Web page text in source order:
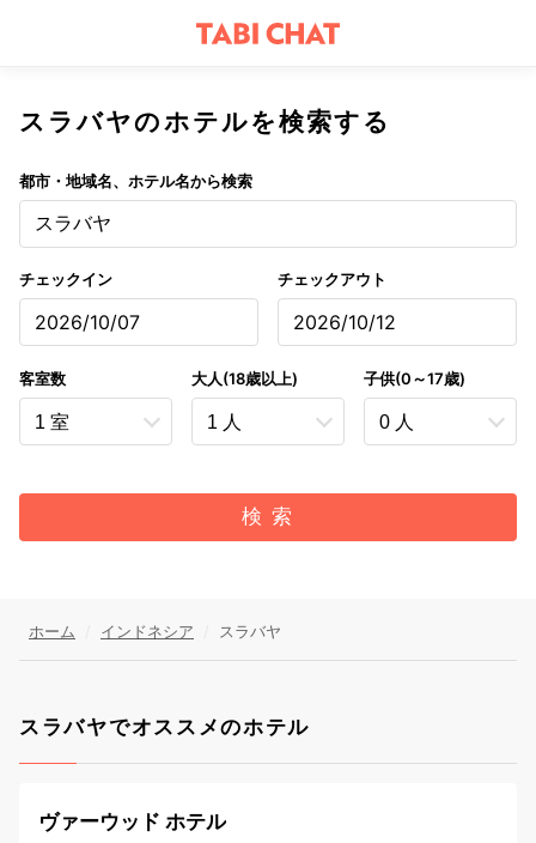
スラバヤのホテルを検索する
都市・地域名、ホテル名から検索
スラバヤ
チェックイン
2026/10/07
チェックアウト
2026/10/12
客室数 大人(18歳以上) 子供(0～17歳)
検 索
ホーム インドネシア スラバヤ
スラバヤでオススメのホテル
ヴァーウッド ホテル